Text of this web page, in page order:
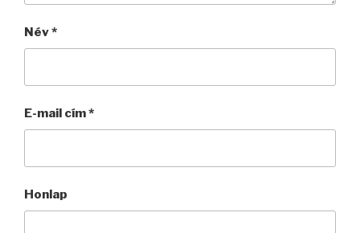
Név*
E-mail cím*
Honlap